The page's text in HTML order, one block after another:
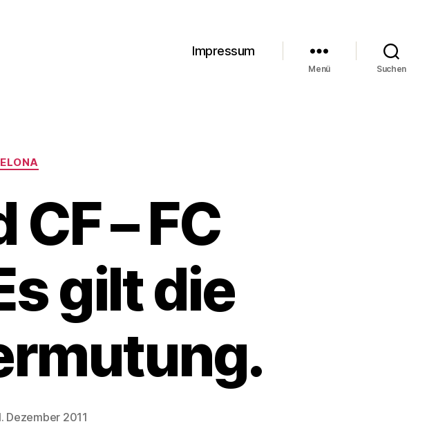
Impressum
Menü Suchen
– FC
gilt die
Dezember 2011